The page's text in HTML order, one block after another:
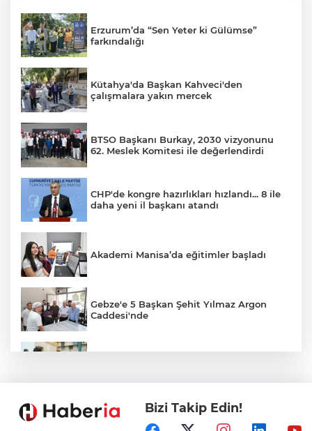
Erzurum’da “Sen Yeter ki Gülümse”
farkındalığı
Kütahya'da Başkan Kahveci'den
çalışmalara yakın mercek
BTSO Başkanı Burkay, 2030 vizyonunu
62. Meslek Komitesi ile değerlendirdi
CHP'de kongre hazırlıkları hızlandı... 8 ile
daha yeni il başkanı atandı
Akademi Manisa’da eğitimler başladı
Gebze'e 5 Başkan Şehit Yılmaz Argon
Caddesi'nde
Sakarya'da gençler istedi, Başkan
Alemdar talimat verdi
Bizi Takip Edin!